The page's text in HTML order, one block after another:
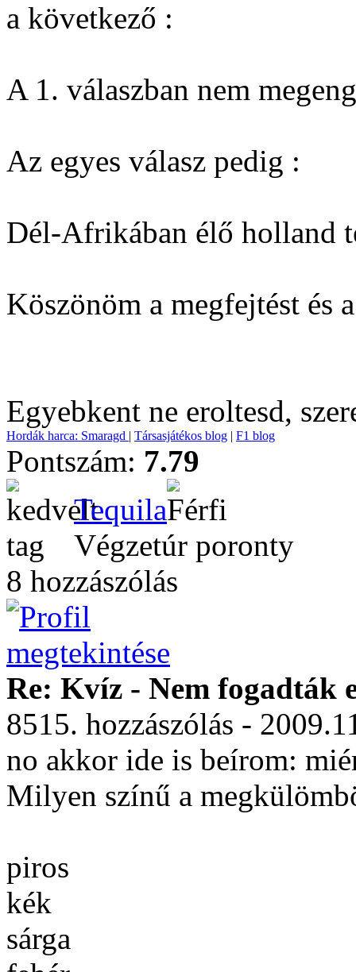
a következő :
A 1. válaszban nem
Az egyes válasz pedig :
Dél-Afrikában élő holland
Köszönöm a megfejtést és
Egyebkent ne eroltesd,
Hordák harca: Smaragd | Társasjátékos blog | F1 blog
Pontszám: 7.79
Tequila
Végzetúr poronty
8 hozzászólás
Re: Kvíz - Nem fogadták
8515. hozzászólás -
no akkor ide is beírom:
Milyen színű a
piros
kék
sárga